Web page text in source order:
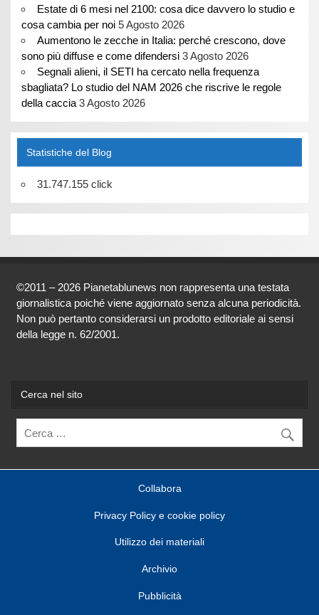
Estate di 6 mesi nel 2100: cosa dice davvero lo studio e
cosa cambia per noi 5 Agosto 2026
Aumentono le zecche in Italia: perché crescono, dove
sono più diffuse e come difendersi 3 Agosto 2026
Segnali alieni, il SETI ha cercato nella frequenza
sbagliata? Lo studio del NAM 2026 che riscrive le regole
della caccia 3 Agosto 2026
Statistiche del Blog
31.747.155 click
©2011 – 2026 Pianetablunews non rappresenta una testata
giornalistica poiché viene aggiornato senza alcuna periodicità.
Non può pertanto considerarsi un prodotto editoriale ai sensi
della legge n. 62/2001.
Cerca nel sito
Collabora
Privacy Policy e cookie policy
Utilizzo dei materiali
Archivio
Pubblicità